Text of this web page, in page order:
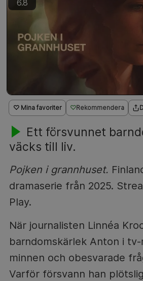
♡ Mina favoriter Rekommendera
Ett försvunnet
väcks till liv.
Pojken i grannhuset.
dramaserie från 2025.
Play.
När journalisten Linnéa
barndomskärlek Anton i
minnen och obesvarade
Varför försvann han
6.8